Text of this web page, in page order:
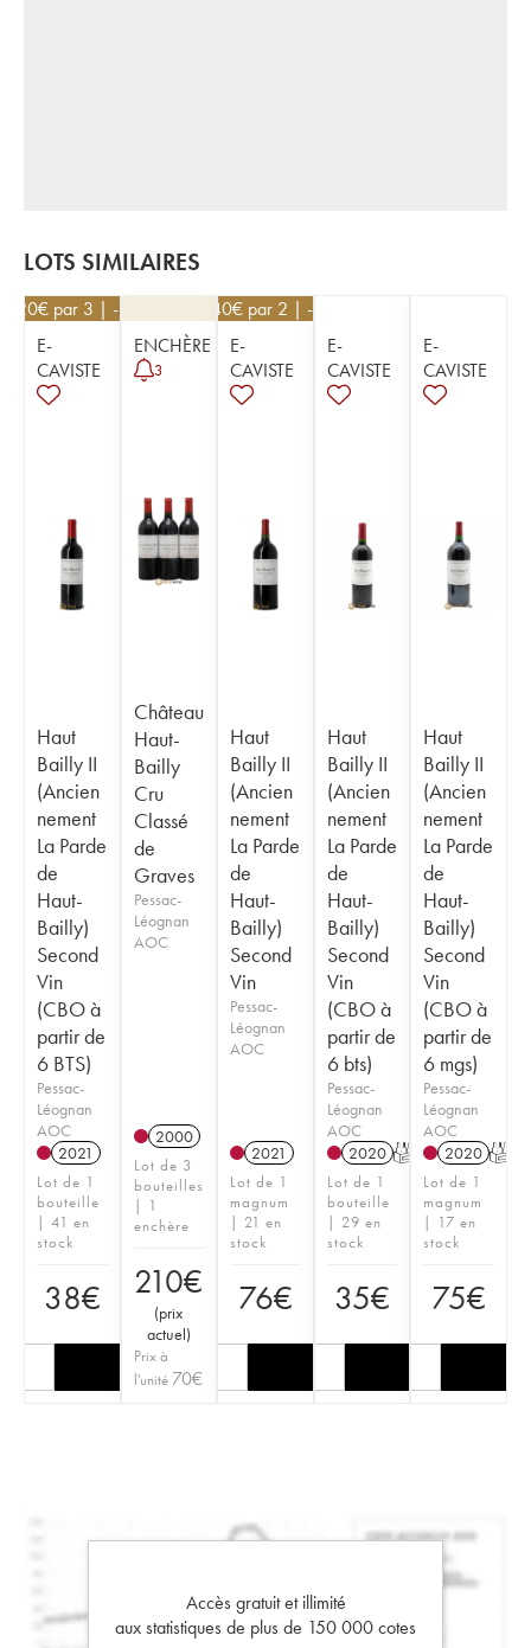
LOTS SIMILAIRES
€ par 3 | -10%
E-
CAVISTE
Haut
Bailly II
(Ancien
nement
La Parde
de
Haut-
Bailly)
Second
Vin
(CBO à
partir de
6 BTS)
Pessac-
Léognan
AOC
2021
Lot de 1
bouteille
| 41 en
stock
38€
ENCHÈRE
3
Château
Haut-
Bailly
Cru
Classé
de
Graves
Pessac-
Léognan
AOC
2000
Lot de 3
bouteilles
| 1
enchère
210€
(prix
actuel)
Prix à
l'unité 70€
68,40€ par 2 | -10%
E-
CAVISTE
Haut
Bailly II
(Ancien
nement
La Parde
de
Haut-
Bailly)
Second
Vin
Pessac-
Léognan
AOC
2021
Lot de 1
magnum
| 21 en
stock
76€
E-
CAVISTE
Haut
Bailly II
(Ancien
nement
La Parde
de
Haut-
Bailly)
Second
Vin
(CBO à
partir de
6 bts)
Pessac-
Léognan
AOC
2020 T
Lot de 1
bouteille
| 29 en
stock
35€
E-
CAVISTE
Haut
Bailly II
(Ancien
nement
La Parde
de
Haut-
Bailly)
Second
Vin
(CBO à
partir de
6 mgs)
Pessac-
Léognan
AOC
2020 T
Lot de 1
magnum
| 17 en
stock
75€
Accès gratuit et illimité
aux statistiques de plus de 150 000 cotes